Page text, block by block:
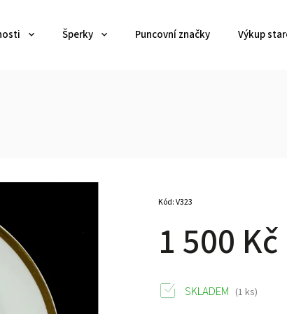
Šperky Puncovní značky Výkup
1 500 Kč
Kód:V323
SKLADEM (1 ks)